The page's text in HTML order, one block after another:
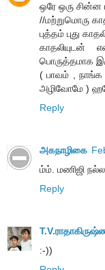
ஒரே ஒரு சின்ன
//மற்றுமொரு
புத்தம் புது
காதலியுடன்
பொருத்தமாக
( பாவம் , நாங்க
அழிவோமே )
Reply
அகநாழிகை
ம்ம். மணிஜி
Reply
:-))